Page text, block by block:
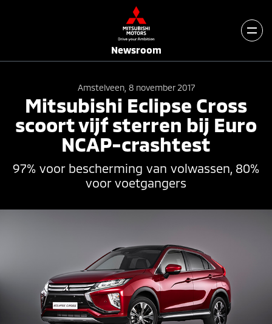
Newsroom
Amstelveen, 8 november 2017
Mitsubishi Eclipse Cross
scoort vijf sterren bij Euro
NCAP-crashtest
97% voor bescherming van volwassen, 80%
voor voetgangers